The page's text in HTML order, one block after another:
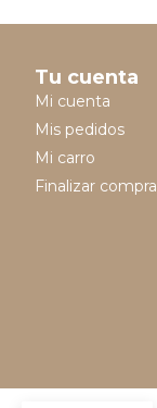
Tu cuenta
Mi cuenta
Mis pedidos
Mi carro
Finalizar compra